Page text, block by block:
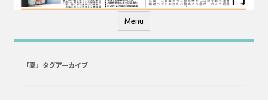
Menu
「夏」タグアーカイブ